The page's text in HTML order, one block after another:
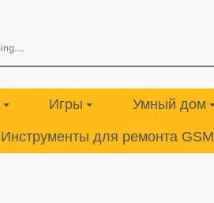
Игры Умный дом
Инструменты для ремонта GSM